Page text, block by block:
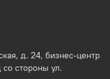
д. 24, бизнес-центр
стороны ул.